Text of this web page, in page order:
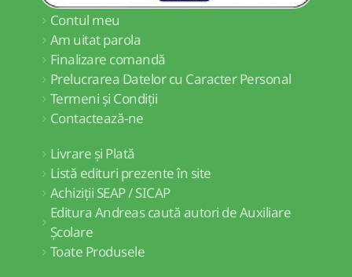
Contul meu
Am uitat parola
Finalizare comandă
Prelucrarea Datelor cu Caracter Personal
Termeni și Condiții
Contactează-ne
Livrare și Plată
Listă edituri prezente în site
Achiziții SEAP / SICAP
Editura Andreas caută autori de Auxiliare
Școlare
Toate Produsele